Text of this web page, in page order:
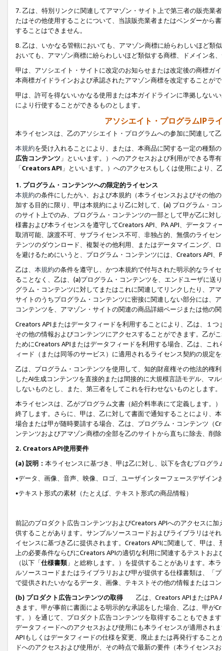
7. 乙は、特別リンクに関連してアマゾン・サイト上で第三者の販売
たはその他使用することについて、当該販売業者またはベンダーから
することはできません。
8. 乙は、いかなる管轄においても、アマゾン商標に紛らわしいほど類
おいても、アマゾン商標に紛らわしいほど類似する商標、ドメイン名
甲は、アソシエイト・サイトに改定のお知らせまたは改定後の商標ガ
本商標ガイドラインおよび承認されたアマゾン商標を改定することが
甲は、許可を得ないいかなる使用または本ガイドラインに準拠しない
により行使することができるものとします。
アソシエイト・プログラムIPラ
本ライセンスは、乙のアソシエイト・プログラムへの参加に関連して
本規約を受け入れることにより、または、本商品に関する一定の種類
広告コンテンツ 」といいます。）へのアクセスおよび利用ができる専
「Creators API 」といいます。）へのアクセスもしくは使用により
1. プログラム・コンテンツへの限定的ライセンス
本規約の条件にしたがい、および本規約（本ライセンスおよびその他
加する目的に限り、甲は本規約により乙に対して、(a) プログラム・
のサイト上でのみ、プログラム・コンテンツの一部として甲が乙に対
様書および本ライセンスを遵守してCreators API、PA API、データフ
取消可能、譲渡不可、サブライセンス不可、非独占的、無償のライセ
テンツのダウンロード、複製その他利用、またはデータマイニング、
を避けるためにいうと、プログラム・コンテンツには、Creators API
乙は、 本規約の条件を遵守し、かつ本規約で付与された明示的なライ
ることなく、乙は、(a)プログラム・コンテンツを、エンドユーザに
グラム・コンテンツに対してまたはこれに関連してリンクしたり、ア
サイトのうちプログラム・コンテンツに密接に関連しない部分には、
コンテンツを、アマゾン・サイトの関連の商品詳細ページまたは他の
Creators APIまたはデータフィードを利用することにより、乙は、１
その他の情報およびコンテンツにアクセスすることができます。乙が
ためにCreators APIまたはデータフィードを利用する場合、乙は、こ
ィード（または同等のサービス）に適用されるライセンス契約の規定
乙は、プログラム・コンテンツを使用して、知的財産権その他法的権
したAI生成コンテンツを直接的または間接的に大規模言語モデル、マ
しないものとし、また、第三者をしてこれを行わせないものとします。
本ライセンスは、乙がプログラム文書（紹介料率表にて定義します。
終了します。さらに、甲は、乙に対して書面で通知することにより、
場合または甲が随時要請する場合、乙は、プログラム・コンテンツ（
ンテンツおよびアマゾン商標の全部を乙のサイトから直ちに除去、削
2. Creators API使用要件
(a) 説明： 本ライセンスに基づき、甲は乙に対し、以下を含むプログ
•データ、画像、音声、映像、ロゴ、ユーザインターフェースデザイ
•テキスト形式の素材（たとえば、テキスト形式の商品情報）
前記のプロダクト広告コンテンツおよびCreators APIへのアクセスに
供することがあります。サンプルソースコードおよびライブラリはそ
イセンスに基づき乙に提供されます。Creators APIに関連して、甲は
上の必要条件ならびにCreators APIの適切な利用に関連するテストお
（以下「仕様書類」と総称します。）を提供することがあります。本
ルソースコードまたはライブラリおよび甲が提供する仕様書類は、「
で提供されたいかなるデータ、画像、テキストその他の情報またはコ
(b) プロダクト広告コンテンツの取得
乙は、Creators APIまたはPA
きます。甲が事前に書面による明示的な承認をした場合、乙は、甲が
す。）を通じて、プロダクト広告コンテンツを取得することもできま
データフィードへのアクセスおよび使用にも本ライセンスが適用され
APIもしくはデータフィードの仕様を変更、廃止または再発行するこ
ドへのアクセスおよび使用が、その時点で最新の要件（本ライセン